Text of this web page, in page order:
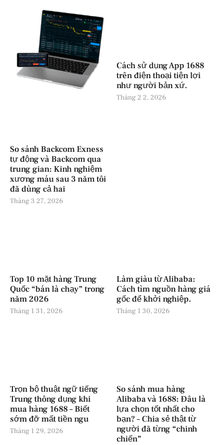
So sánh Backcom Exness
tự động và Backcom qua
trung gian: Kinh nghiệm
xương máu sau 3 năm tôi
đã dùng cả hai
Tháng 3 27, 2026
Cách sử dụng App 1688
trên điện thoại tiện lợi
như người bản xứ.
Tháng 2 2, 2026
Top 10 mặt hàng Trung
Quốc “bán là chạy” trong
năm 2026
Tháng 1 31, 2026
Làm giàu từ Alibaba:
Cách tìm nguồn hàng giá
gốc để khởi nghiệp.
Tháng 1 30, 2026
Trọn bộ thuật ngữ tiếng
Trung thông dụng khi
mua hàng 1688 – Biết
sớm đỡ mất tiền ngu
Tháng 1 29, 2026
So sánh mua hàng
Alibaba và 1688: Đâu là
lựa chọn tốt nhất cho
bạn? – Chia sẻ thật từ
người đã từng “chinh
chiến”